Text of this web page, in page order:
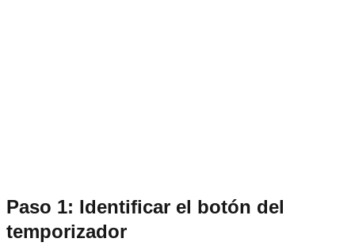
Paso 1: Identificar el botón del
temporizador